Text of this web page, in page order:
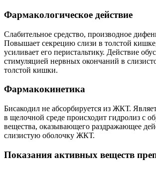
Фармакологическое действие
Слабительное средство, производное
Повышает секрецию слизи в толстой
усиливает его перистальтику. Действие
стимуляцией нервных окончаний в
толстой кишки.
Фармакокинетика
Бисакодил не абсорбируется из ЖКТ.
в щелочной среде происходит гидролиз с
вещества, оказывающего раздражающее
слизистую оболочку ЖКТ.
Показания активных веществ